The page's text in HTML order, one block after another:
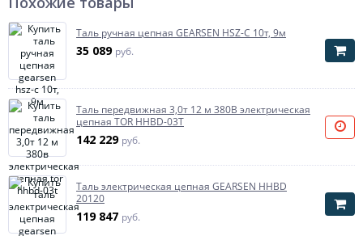
Таль ручная цепная GEARSEN HSZ-C 10т, 9м
35 089 руб.
Таль передвижная 3,0т 12 м 380В электрическая
цепная TOR HHBD-03T
142 229 руб.
Таль электрическая цепная GEARSEN HHBD
20120
119 847 руб.